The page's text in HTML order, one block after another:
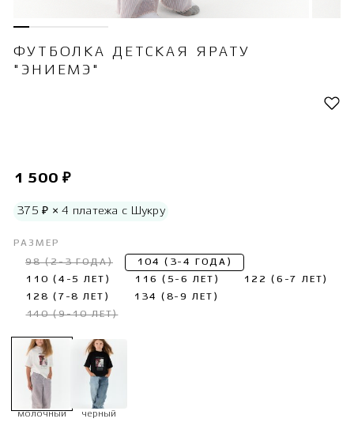
ФУТБОЛКА ДЕТСКАЯ ЯРАТУ
"ЭНИЕМЭ"
1 500 ₽
375 ₽ × 4 платежа с Шукру
РАЗМЕР
98 (2-3 ГОДА)
104 (3-4 ГОДА)
110 (4-5 ЛЕТ)
116 (5-6 ЛЕТ)
122 (6-7 ЛЕТ)
128 (7-8 ЛЕТ)
134 (8-9 ЛЕТ)
140 (9-10 ЛЕТ)
молочный черный